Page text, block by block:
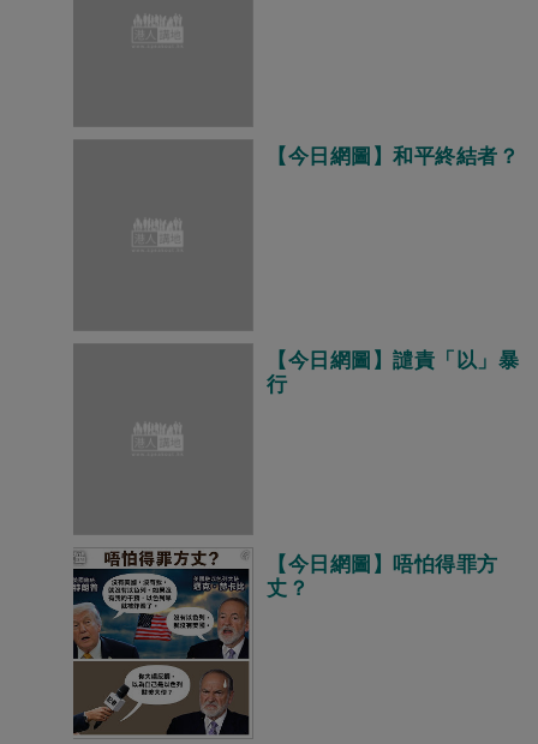
【今日網圖】和平終結者？
【今日網圖】譴責「以」暴
行
【今日網圖】唔怕得罪方
丈？